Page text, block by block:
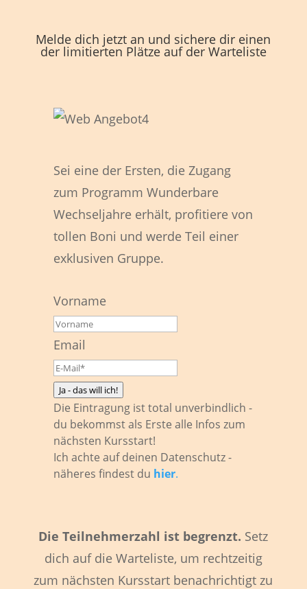
Melde dich jetzt an und sichere dir einen
der limitierten Plätze auf der Warteliste
Sei eine der Ersten, die Zugang
zum Programm Wunderbare
Wechseljahre erhält, profitiere von
tollen Boni und werde Teil einer
exklusiven Gruppe.
Vorname
Email
Ja - das will ich!
Die Eintragung ist total unverbindlich -
du bekommst als Erste alle Infos zum
nächsten Kursstart!
Ich achte auf deinen Datenschutz -
näheres findest du hier.
Die Teilnehmerzahl ist begrenzt. Setz
dich auf die Warteliste, um rechtzeitig
zum nächsten Kursstart benachrichtigt zu